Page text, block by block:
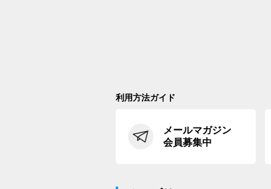
利用方法ガイド
メールマガジン
会員募集中